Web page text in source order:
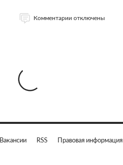
Комментарии отключены
Вакансии RSS Правовая информация